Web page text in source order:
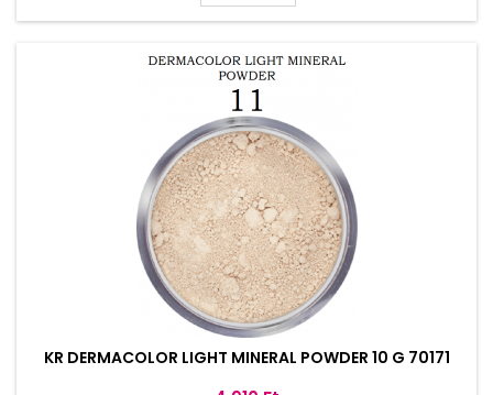
KR DERMACOLOR LIGHT MINERAL POWDER 10 G 70171